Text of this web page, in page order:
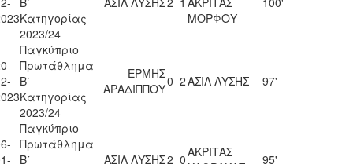
Κατηγορίας
2023/24
ΜΟΡΦΟΥ
Παγκύπριο
Πρωτάθλημα
Β΄
Κατηγορίας
2023/24
ΕΡΜΗΣ
ΑΡΑΔΙΠΠΟΥ0 2ΑΣΙΛ ΛΥΣΗΣ 97'
Παγκύπριο
Πρωτάθλημα
Β΄
ΑΣΙΛ ΛΥΣΗΣ2 0ΑΚΡΙΤΑΣ
95'